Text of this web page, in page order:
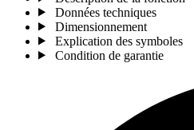
Données techniques
Dimensionnement
Explication des symboles
Condition de garantie